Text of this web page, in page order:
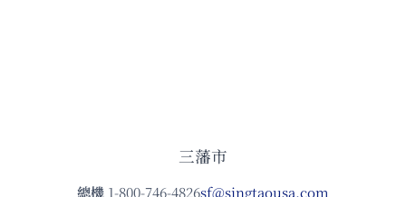
三藩市
總機 1-800-746-4826sf@singtaousa.com